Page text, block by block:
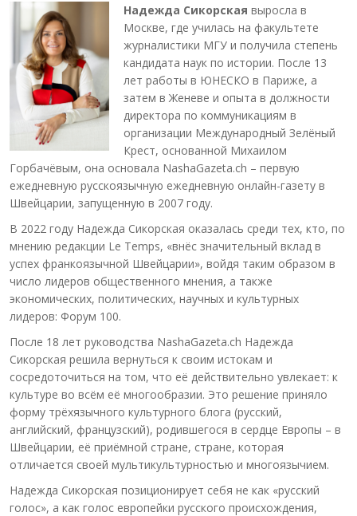
Надежда Сикорская выросла в
Москве, где училась на факультете
журналистики МГУ и получила степень
кандидата наук по истории. После 13
лет работы в ЮНЕСКО в Париже, а
затем в Женеве и опыта в должности
директора по коммуникациям в
организации Международный Зелёный
Крест, основанной Михаилом
Горбачёвым, она основала NashaGazeta.ch – первую
ежедневную русскоязычную ежедневную онлайн-газету в
Швейцарии, запущенную в 2007 году.
В 2022 году Надежда Сикорская оказалась среди тех, кто, по
мнению редакции Le Temps, «внёс значительный вклад в
успех франкоязычной Швейцарии», войдя таким образом в
число лидеров общественного мнения, а также
экономических, политических, научных и культурных
лидеров: Форум 100.
После 18 лет руководства NashaGazeta.ch Надежда
Сикорская решила вернуться к своим истокам и
сосредоточиться на том, что её действительно увлекает: к
культуре во всём её многообразии. Это решение приняло
форму трёхязычного культурного блога (русский,
английский, французский), родившегося в сердце Европы – в
Швейцарии, её приёмной стране, стране, которая
отличается своей мультикультурностью и многоязычием.
Надежда Сикорская позиционирует себя не как «русский
голос», а как голос европейки русского происхождения,